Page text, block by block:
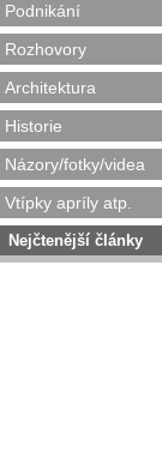
Podnikání
Rozhovory
Architektura
Historie
Názory/fotky/videa
Vtípky apríly atp.
Nejčtenější články